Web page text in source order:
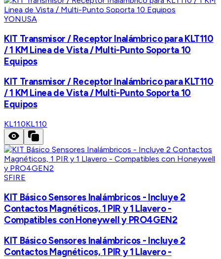
YONUSA
KIT Transmisor / Receptor Inalámbrico para KLT110
/ 1 KM Linea de Vista / Multi-Punto Soporta 10
Equipos
KIT Transmisor / Receptor Inalámbrico para KLT110
/ 1 KM Linea de Vista / Multi-Punto Soporta 10
Equipos
KL110KL110
SFIRE
KIT Básico Sensores Inalámbricos - Incluye 2
Contactos Magnéticos, 1 PIR y 1 Llavero -
Compatibles con Honeywell y PRO4GEN2
KIT Básico Sensores Inalámbricos - Incluye 2
Contactos Magnéticos, 1 PIR y 1 Llavero -